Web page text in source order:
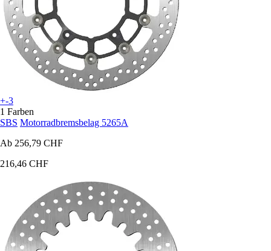
+-3
1 Farben
SBS Motorradbremsbelag 5265A
Ab 256,79 CHF
216,46 CHF